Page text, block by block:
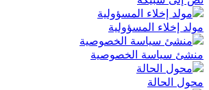
مولد إخلاء المسؤولية
منشئ سياسة الخصوصية
محول الحالة